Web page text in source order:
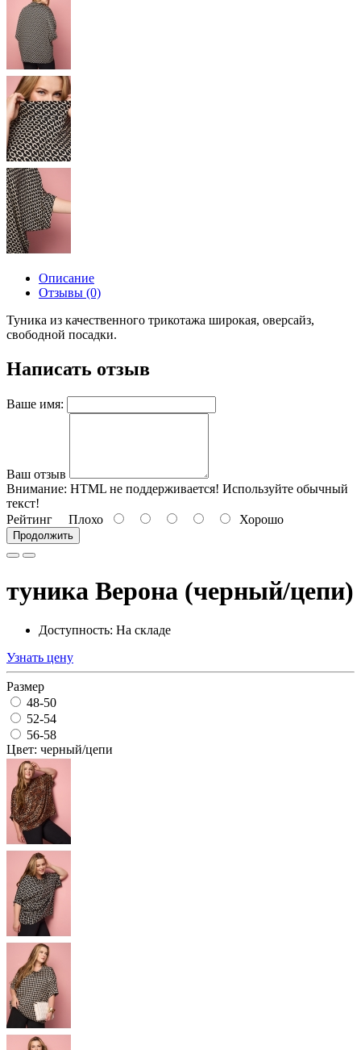
Описание
Отзывы (0)
Туника из качественного трикотажа широкая, оверсайз,
свободной посадки.
Написать отзыв
Ваше имя:
Ваш отзыв
Внимание: HTML не поддерживается! Используйте обычный
текст!
Рейтинг Плохо Хорошо
Продолжить
туника Верона (черный/цепи)
Доступность: На складе
Узнать цену
Размер
48-50
52-54
56-58
Цвет: черный/цепи